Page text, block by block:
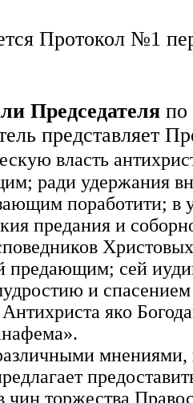
Протокол №1
Председателя по
представляет
власть
ради удержания
поработити; в
предания и
предающим; сей
и
яко
чин торжества